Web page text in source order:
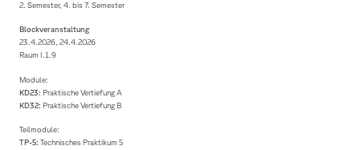
2. Semester, 4. bis 7. Semester
Blockveranstaltung
23.4.2026, 24.4.2026
Raum I.1.9
Module:
KD23: Praktische Vertiefung A
KD32: Praktische Vertiefung B
Teilmodule:
TP-5: Technisches Praktikum 5